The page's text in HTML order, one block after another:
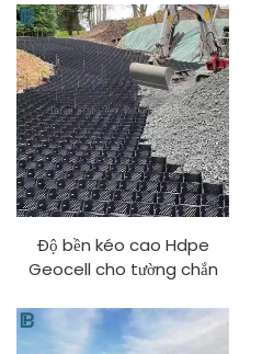
đường tăng cường kiểm
soát xói mòn ổn định dốc
đất PP
Độ bền kéo cao Hdpe
Geocell cho tường chắn
dựng đường nhựa Geocell
lát sỏi driveway